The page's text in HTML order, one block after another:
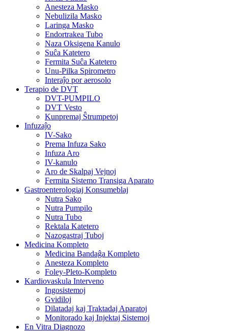
Anesteza Masko
Nebulizila Masko
Laringa Masko
Endortrakea Tubo
Naza Oksigena Kanulo
Suĉa Katetero
Fermita Suĉa Katetero
Unu-Pilka Spirometro
Interaĵo por aerosolo
Terapio de DVT
DVT-PUMPILO
DVT Vesto
Kunpremaj Ŝtrumpetoj
Infuzaĵo
IV-Sako
Prema Infuza Sako
Infuza Aro
IV-kanulo
Aro de Skalpaj Vejnoj
Fermita Sistemo Transiga Aparato
Gastroenterologiaj Konsumeblaj
Nutra Sako
Nutra Pumpilo
Nutra Tubo
Rektala Katetero
Nazogastraj Tuboj
Medicina Kompleto
Medicina Bandaĝa Kompleto
Anesteza Kompleto
Foley-Pleto-Kompleto
Kardiovaskula Interveno
Ingosistemoj
Gvidiloj
Dilatadaj kaj Traktadaj Aparatoj
Monitorado kaj Injektaj Sistemoj
En Vitra Diagnozo